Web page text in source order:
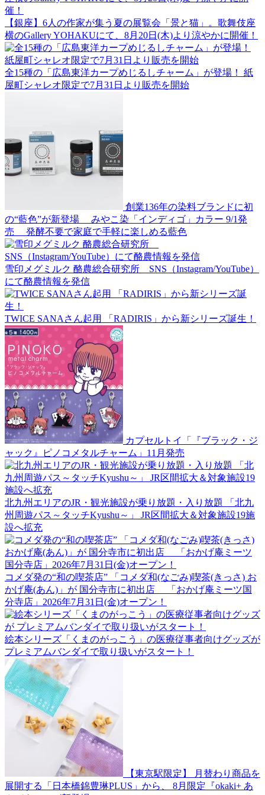
【銀座】6人の作家が集う夏の展覧会「景と猫」。歌舞伎座
横のGallery YOHAKUにて、8月20日(木)より涼やかに開催！
全15種の「広島東洋カープめじるしチャーム」が登場！ 紙
屋町シャレオ限定で7月31日より販売を開始
創業136年の染料ブランドに初
の“藍色”が新登場 みやこ染「インディゴ」カラー 9/1発
売 発酵不要で家庭で手軽に楽しめる藍色
雪印メグミルク 酪農総合研究所 SNS（Instagram/YouTube）
にて酪農情報を発信
TWICE SANAさん起用 「RADIRIS」から新シリーズ誕生！
カプセルトイ「『ブラック・ジ
ャック』ピノコメタルチャーム」11月発売
北九州エリアのJR・観光施設が乗り放題・入り放題 「北九
州周遊パス～タッチKyushu～」 JR区間拡大＆対象施設19施
設へ拡充
コメダ発の“和の喫茶店” 「コメダ和(なごみ)喫茶(きっさ) お
かげ庵(あん)」が 国分寺市に初出店 「おかげ庵ミーツ国
分寺店」2026年7月31日(金)オープン！
絵本シリーズ「くまのがっこう」の医療従事者向けグッズが
プレミアムバンダイで取り扱いがスタート！
【東京駅限定】 月替わり商品を
展開する「日本橋錦豊琳PLUS」から、 8月限定『okaki+ あ